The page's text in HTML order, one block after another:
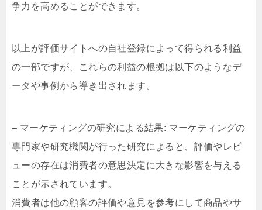
争力を高めることができます。
以上が評価サイトへの自社登録によって得られる利益
の一部ですが、これらの利益の根拠は以下のようなデ
ータや事例から導き出されます。
– マーケティングの研究による結果: マーケティングの
専門家や研究機関が行った研究によると、評価やレビ
ューの存在は消費者の意思決定に大きな影響を与える
ことが示されています。
消費者は他の顧客の評価や意見を参考にして商品やサ